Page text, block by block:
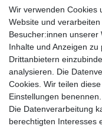
AGB
Impressum
Einkaufen
Zahlungsarten
Versandarten
Warenkorb
Zur Kasse
Hilfe
Wir verwenden Cookies
Website und
Besucher:innen unserer
Inhalte und Anzeigen
Drittanbietern
analysieren. Die
Cookies. Wir teilen
Einstellungen benennen.
Die Datenverarbeitung
berechtigten Interesses